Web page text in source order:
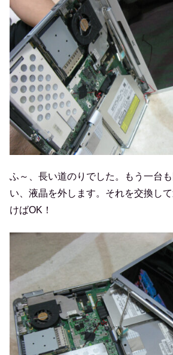
ふ～、長い道のりでした。もう一台
い、液晶を外します。それを交換し
けばOK！